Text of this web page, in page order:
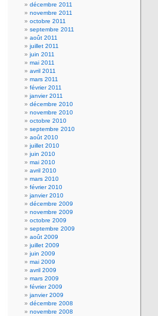
décembre 2011
novembre 2011
octobre 2011
septembre 2011
août 2011
juillet 2011
juin 2011
mai 2011
avril 2011
mars 2011
février 2011
janvier 2011
décembre 2010
novembre 2010
octobre 2010
septembre 2010
août 2010
juillet 2010
juin 2010
mai 2010
avril 2010
mars 2010
février 2010
janvier 2010
décembre 2009
novembre 2009
octobre 2009
septembre 2009
août 2009
juillet 2009
juin 2009
mai 2009
avril 2009
mars 2009
février 2009
janvier 2009
décembre 2008
novembre 2008